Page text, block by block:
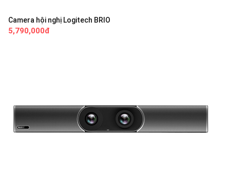
Camera hội nghị Logitech BRIO
5,790,000đ